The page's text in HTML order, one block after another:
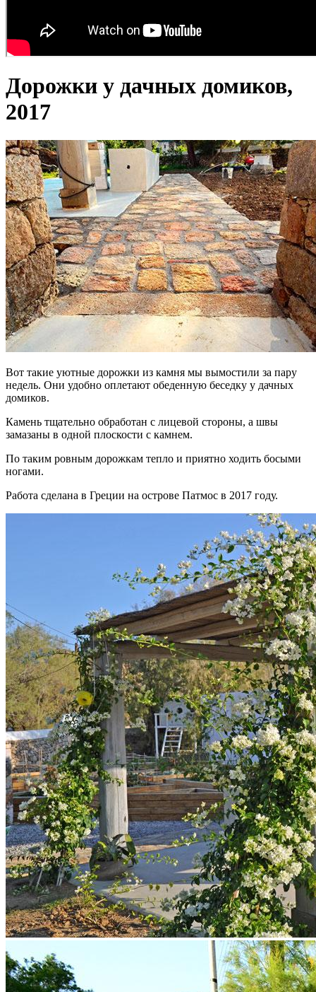
Дорожки у дачных домиков,
2017
Вот такие уютные дорожки из камня мы вымостили за пару
недель. Они удобно оплетают обеденную беседку у дачных
домиков.
Камень тщательно обработан с лицевой стороны, а швы
замазаны в одной плоскости с камнем.
По таким ровным дорожкам тепло и приятно ходить босыми
ногами.
Работа сделана в Греции на острове Патмос в 2017 году.